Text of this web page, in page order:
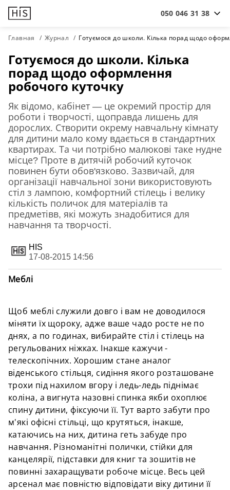
050 046 31 38
Главная Журнал Готуємося до школи. Кілька порад щодо
Готуємося до школи. Кілька
порад щодо оформлення
робочого куточку
Як відомо, кабінет — це окремий простір для
роботи і творчості, щоправда лишень для
дорослих. Створити окрему навчальну кімнату
для дитини мало кому вдається в стандартних
квартирах. Та чи потрібно малюкові таке нудне
місце? Проте в дитячій робочий куточок
повинен бути обов'язково. Зазвичай, для
організації навчальної зони використовують
стіл з лампою, комфортний стілець і велику
кількість поличок для матеріалів та
предметівв, які можуть знадобитися для
навчання та творчості.
HIS
17-08-2015 14:56
Меблі
Щоб меблі служили довго і вам не доводилося
міняти їх щороку, адже ваше чадо росте не по
днях, а по годинах, вибирайте стіл і стілець на
регульованих ніжках. Інакше кажучи -
телескопічних. Хорошим стане аналог
віденського стільця, сидіння якого розташоване
трохи під нахилом вгору і ледь-ледь піднімає
коліна, а вигнута назовні спинка якби охоплює
спину дитини, фіксуючи її. Тут варто забути про
м'які офісні стільці, що крутяться, інакше,
катаючись на них, дитина геть забуде про
навчання. Різноманітні полички, стійки для
канцелярії, підставки для книг та зошитів не
повинні захаращувати робоче місце. Весь цей
арсенал має повністю відповідати віку дитини її